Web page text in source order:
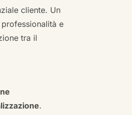
cliente. Un
e
tra il
.